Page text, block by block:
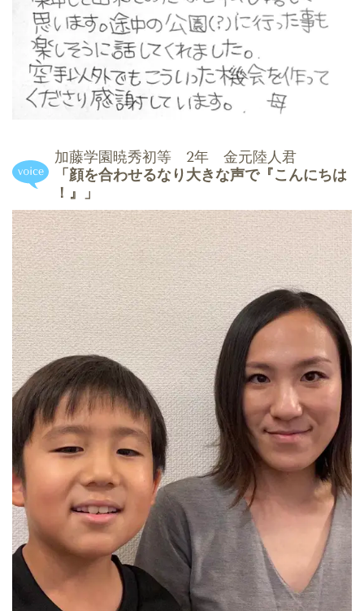
加藤学園暁秀初等 2年 金元陸人君
「顔を合わせるなり大きな声で『こんにちは
！』」